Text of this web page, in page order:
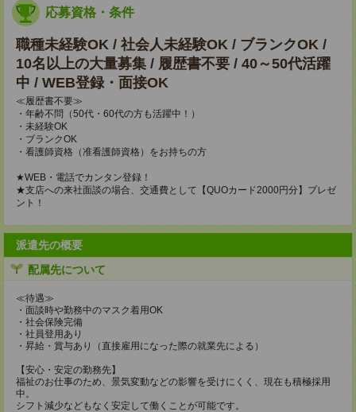
応募資格・条件
職種未経験OK / 社会人未経験OK / ブランクOK /
10名以上の大量募集 / 履歴書不要 / 40～50代活躍
中 / WEB登録・面接OK
≪履歴書不要≫
・年齢不問（50代・60代の方も活躍中！）
・未経験OK
・ブランクOK
・看護師資格（准看護師資格）をお持ちの方
★WEB・電話でカンタン登録！
★支店への来社面談の場合、交通費として【QUOカード2000円分】プレゼ
ント！
派遣先の概要
配属先について
≪待遇≫
・面談時や勤務中のマスク着用OK
・社会保険完備
・社員登用あり
・昇給・賞与あり（直接雇用になった際の就業先による）
【安心・安定の勤務先】
福祉のお仕事のため、景気変動などの影響を受けにくく、現在も積極採用
中。
シフト減少などもなく安定して働くことが可能です。